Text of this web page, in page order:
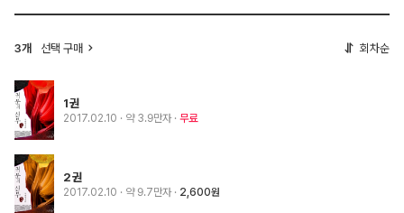
3개 선택 구매 회차순
1권
2017.02.10 · 약 3.9만자 무료
2권
2017.02.10 · 약 9.7만자 2,600원